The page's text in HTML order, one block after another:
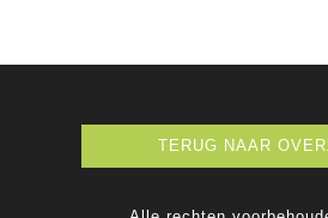
TERUG NAAR